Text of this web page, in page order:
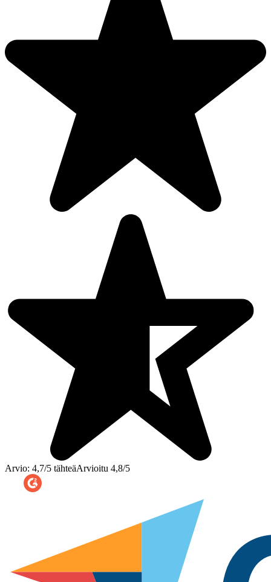
Arvio: 4,7/5 tähteäArvioitu 4,8/5